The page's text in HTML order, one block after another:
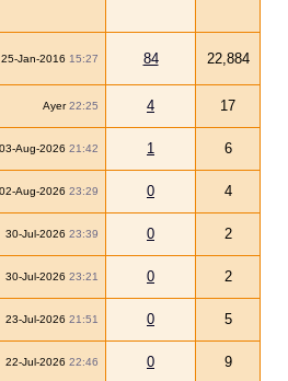
25-Jan-2016 15:27 84 22,884
Ayer22:25 4 17
03-Aug-2026 21:42 1 6
02-Aug-2026 23:29 0 4
30-Jul-2026 23:39 0 2
30-Jul-2026 23:21 0 2
23-Jul-2026 21:51 0 5
22-Jul-2026 22:46 0 9